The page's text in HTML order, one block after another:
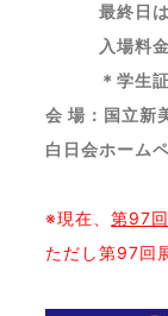
最終日は15
入場料金：
＊学生証を
会 場：国立
白日会ホーム
※現在、 第97
ただし第97回